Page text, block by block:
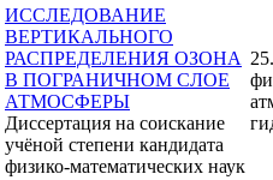
ИССЛЕДОВАНИЕ
ВЕРТИКАЛЬНОГО
РАСПРЕДЕЛЕНИЯ ОЗОНА
В ПОГРАНИЧНОМ СЛОЕ
АТМОСФЕРЫ
Диссертация на соискание
учёной степени кандидата
физико-математических наук